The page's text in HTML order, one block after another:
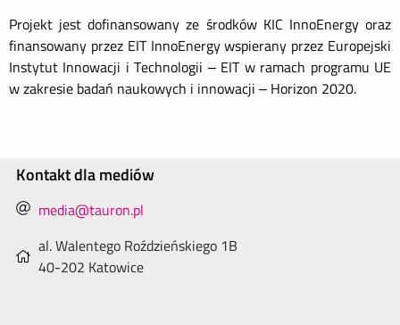
Projekt jest dofinansowany ze środków KIC InnoEnergy oraz
finansowany przez EIT InnoEnergy wspierany przez Europejski
Instytut Innowacji i Technologii – EIT w ramach programu UE
w zakresie badań naukowych i innowacji – Horizon 2020.
Kontakt dla mediów
media@tauron.pl
al. Walentego Roździeńskiego 1B
40-202 Katowice